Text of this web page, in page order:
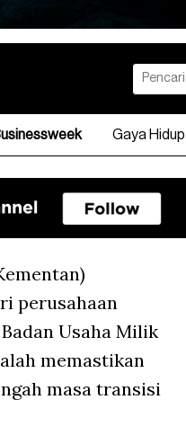
Gaya Hidup
perusahaan
Usaha Milik
memastikan
masa transisi